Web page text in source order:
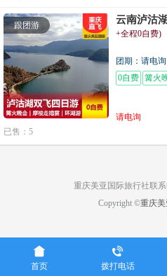
跟团游 云南泸沽
+全程0自费)
团期：请电询
0自费 篝火
请电询
已售：5
重庆美亚国际旅行社联系
Copyright ©重庆

首页

拨打电话